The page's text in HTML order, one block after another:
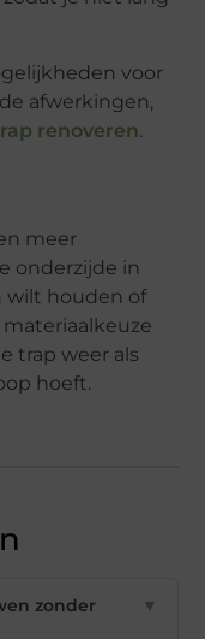
voor
afwerkingen,
renoveren.
meer
onderzijde in
wilt houden of
trap weer als
hoeft.
zonder
▼